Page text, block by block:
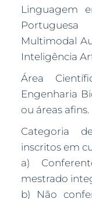
Linguagem
Multimodal
Inteligência
Área
Engenharia
ou áreas afins.
Categoria
inscritos em
a)
mestrado
b) Não